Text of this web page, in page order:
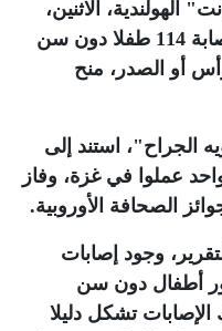
الاثنين،
فإن التقرير الذي وثق مقتل أو إصابة 114 طفلا دون سن
أو الصدر، منح
الجراح"، استند إلى
واحد عملوا في غزة، وفاز
الصحافة الأوروبية.
وجود إصابات
أطفال دون سن
تشكل دليلا